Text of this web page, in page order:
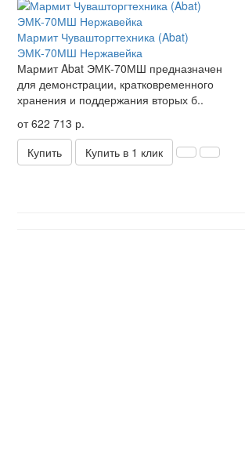
Мармит Чувашторгтехника (Abat)
ЭМК-70МШ Нержавейка
Мармит Abat ЭМК-70МШ предназначен
для демонстрации, кратковременного
хранения и поддержания вторых б..
от 622 713 р.
Купить
Купить в 1 клик